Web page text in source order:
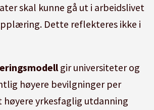
skal kunne gå ut i arbeidslivet
Dette reflekteres ikke i
gir universiteter og
høyere bevilgninger per
yrkesfaglig utdanning